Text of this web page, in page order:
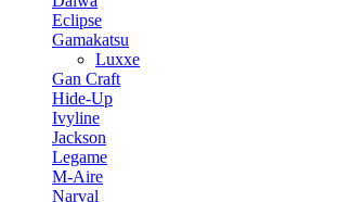
Eclipse
Gamakatsu
Luxxe
Gan Craft
Hide-Up
Ivyline
Jackson
Legame
M-Aire
Narval